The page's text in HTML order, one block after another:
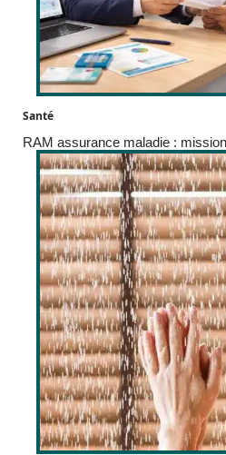
Santé
RAM assurance maladie :